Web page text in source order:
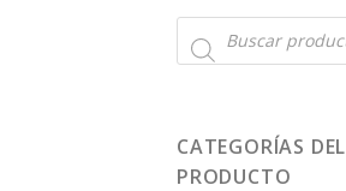
Búsqueda
de
CATEGORÍAS DEL
PRODUCTO